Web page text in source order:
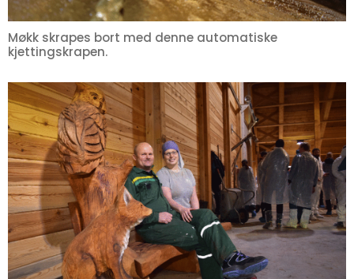
Møkk skrapes bort med denne automatiske
kjettingskrapen.